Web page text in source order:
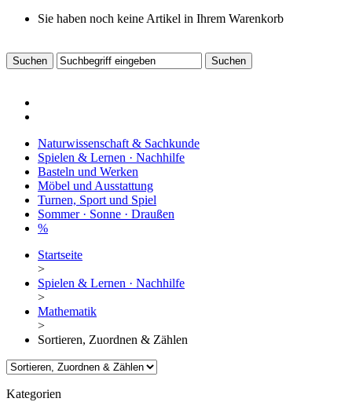
Sie haben noch keine Artikel in Ihrem Warenkorb
Naturwissenschaft & Sachkunde
Spielen & Lernen · Nachhilfe
Basteln und Werken
Möbel und Ausstattung
Turnen, Sport und Spiel
Sommer · Sonne · Draußen
%
Startseite
>
Spielen & Lernen · Nachhilfe
>
Mathematik
>
Sortieren, Zuordnen & Zählen
Kategorien